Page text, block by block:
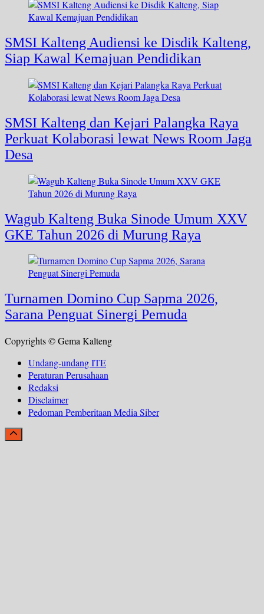
SMSI Kalteng Audiensi ke Disdik Kalteng,
Siap Kawal Kemajuan Pendidikan
SMSI Kalteng dan Kejari Palangka Raya
Perkuat Kolaborasi lewat News Room Jaga
Desa
Wagub Kalteng Buka Sinode Umum XXV
GKE Tahun 2026 di Murung Raya
Turnamen Domino Cup Sapma 2026,
Sarana Penguat Sinergi Pemuda
Copyrights © Gema Kalteng
Undang-undang ITE
Peraturan Perusahaan
Redaksi
Disclaimer
Pedoman Pemberitaan Media Siber